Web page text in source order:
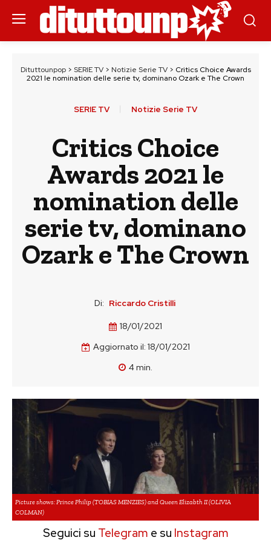
Dituttounpop> SERIE TV> Notizie Serie TV> Critics Choice Awards
2021 le nomination delle serie tv, dominano Ozark e The Crown
SERIE TV Notizie Serie TV
Critics Choice
Awards 2021 le
nomination delle
serie tv, dominano
Ozark e The Crown
Di: Riccardo Cristilli
18/01/2021
Aggiornato il: 18/01/2021
4min.
Picture shows: Prince Philip (TOBIAS MENZIES) and Queen Elizabth II (OLIVIA
COLMAN)
Seguici su Telegram e su Instagram